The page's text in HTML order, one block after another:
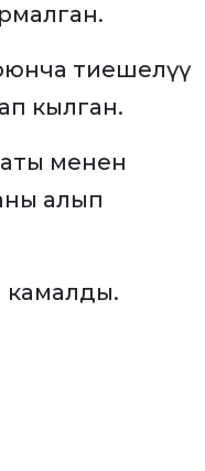
тиешелүү
кылган.
менен
алып
камалды.